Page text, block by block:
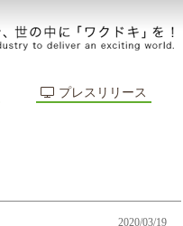
プレスリリース
2020/03/19